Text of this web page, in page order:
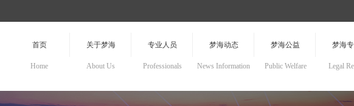
首页 关于梦海 专业人员 梦海动态 梦海公益 梦海
Home About Us Professionals News Information Public Welfare Legal